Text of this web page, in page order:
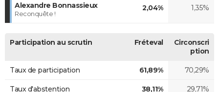
Alexandre Bonnassieux
Reconquête !
2,04% 1,35%
Participation au scrutin Fréteval
Circonscri
ption
Taux de participation 61,89% 70,29%
Taux d'abstention 38,11% 29,71%